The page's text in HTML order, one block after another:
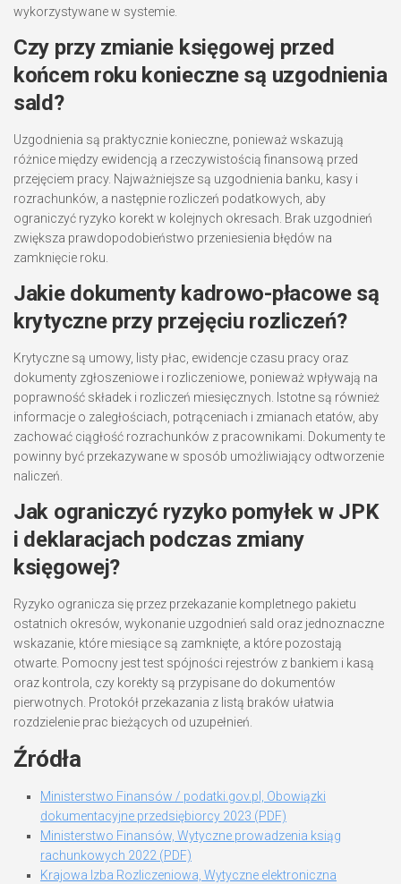
wykorzystywane w systemie.
Czy przy zmianie księgowej przed
końcem roku konieczne są uzgodnienia
sald?
Uzgodnienia są praktycznie konieczne, ponieważ wskazują
różnice między ewidencją a rzeczywistością finansową przed
przejęciem pracy. Najważniejsze są uzgodnienia banku, kasy i
rozrachunków, a następnie rozliczeń podatkowych, aby
ograniczyć ryzyko korekt w kolejnych okresach. Brak uzgodnień
zwiększa prawdopodobieństwo przeniesienia błędów na
zamknięcie roku.
Jakie dokumenty kadrowo-płacowe są
krytyczne przy przejęciu rozliczeń?
Krytyczne są umowy, listy płac, ewidencje czasu pracy oraz
dokumenty zgłoszeniowe i rozliczeniowe, ponieważ wpływają na
poprawność składek i rozliczeń miesięcznych. Istotne są również
informacje o zaległościach, potrąceniach i zmianach etatów, aby
zachować ciągłość rozrachunków z pracownikami. Dokumenty te
powinny być przekazywane w sposób umożliwiający odtworzenie
naliczeń.
Jak ograniczyć ryzyko pomyłek w JPK
i deklaracjach podczas zmiany
księgowej?
Ryzyko ogranicza się przez przekazanie kompletnego pakietu
ostatnich okresów, wykonanie uzgodnień sald oraz jednoznaczne
wskazanie, które miesiące są zamknięte, a które pozostają
otwarte. Pomocny jest test spójności rejestrów z bankiem i kasą
oraz kontrola, czy korekty są przypisane do dokumentów
pierwotnych. Protokół przekazania z listą braków ułatwia
rozdzielenie prac bieżących od uzupełnień.
Źródła
Ministerstwo Finansów / podatki.gov.pl, Obowiązki
dokumentacyjne przedsiębiorcy 2023 (PDF)
Ministerstwo Finansów, Wytyczne prowadzenia ksiąg
rachunkowych 2022 (PDF)
Krajowa Izba Rozliczeniowa, Wytyczne elektroniczna